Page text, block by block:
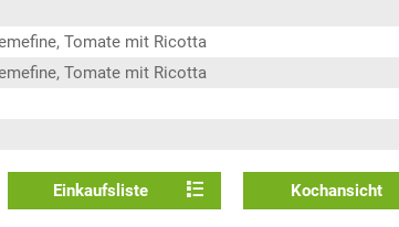
Tomate mit Ricotta
Tomate mit Ricotta
Einkaufsliste Kochansicht